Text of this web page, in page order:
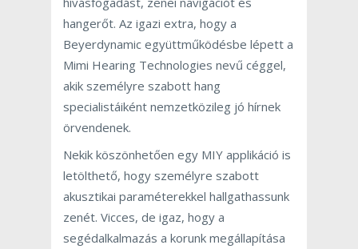
hangerőt. Az igazi extra, hogy a
Beyerdynamic együttműködésbe lépett a
Mimi Hearing Technologies nevű céggel,
akik személyre szabott hang
specialistáiként nemzetközileg jó hírnek
örvendenek.
Nekik köszönhetően egy MIY applikáció is
letölthető, hogy személyre szabott
akusztikai paraméterekkel hallgathassunk
zenét. Vicces, de igaz, hogy a
segédalkalmazás a korunk megállapítása